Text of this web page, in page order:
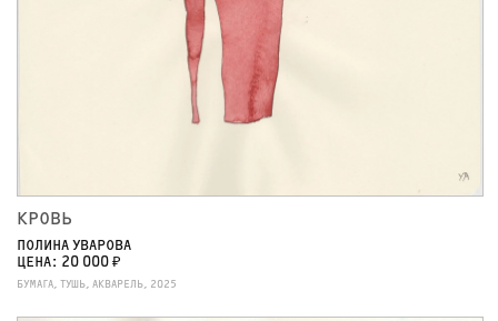
КРОВЬ
ПОЛИНА УВАРОВА
ЦЕНА: 20 000 ₽
БУМАГА, ТУШЬ, АКВАРЕЛЬ, 2025